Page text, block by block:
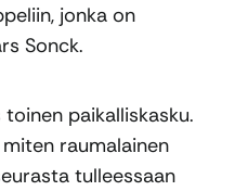
jonka on
Sonck.
paikalliskasku.
raumalainen
tulleessaan